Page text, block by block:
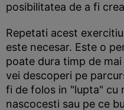
posibilitatea de a fi
Repetati acest
este necesar. Este o
poate dura timp de
vei descoperi pe
fi de folos in "lupta" cu
nascocesti sau pe ce